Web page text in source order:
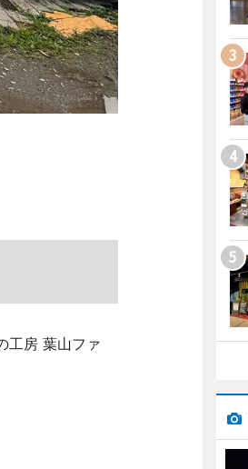
工房 葉山ファ